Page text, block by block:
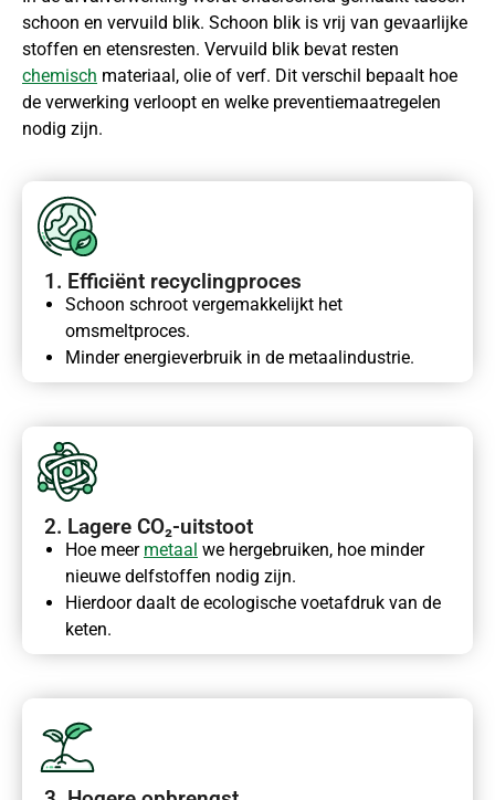
schoon en vervuild blik. Schoon blik is vrij van gevaarlijke
stoffen en etensresten. Vervuild blik bevat resten
chemisch materiaal, olie of verf. Dit verschil bepaalt hoe
de verwerking verloopt en welke preventiemaatregelen
nodig zijn.
1. Efficiënt recyclingproces
Schoon schroot vergemakkelijkt het
omsmeltproces.
Minder energieverbruik in de metaalindustrie.
2. Lagere CO₂-uitstoot
Hoe meer metaal we hergebruiken, hoe minder
nieuwe delfstoffen nodig zijn.
Hierdoor daalt de ecologische voetafdruk van de
keten.